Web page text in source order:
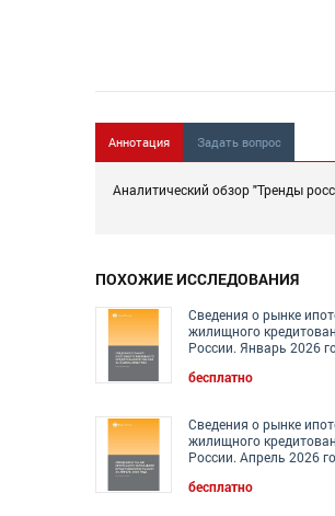
Аннотация Задать вопрос
Аналитический обзор "Тренды
ПОХОЖИЕ ИССЛЕДОВАНИЯ
Сведения о рынке
жилищного
России. Январь 2026
бесплатно
Сведения о рынке
жилищного
России. Апрель 2026
бесплатно